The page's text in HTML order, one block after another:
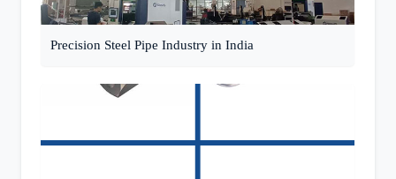
Precision Steel Pipe Industry in India